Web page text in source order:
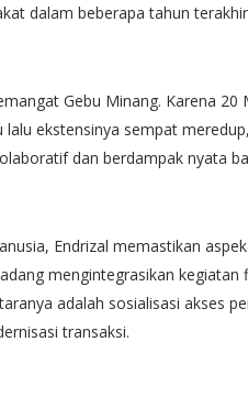
dalam beberapa tahun
Gebu Minang. Karena
lalu ekstensinya sempat
dan berdampak nyata
Endrizal memastikan
mengintegrasikan
adalah sosialisasi akses
transaksi.